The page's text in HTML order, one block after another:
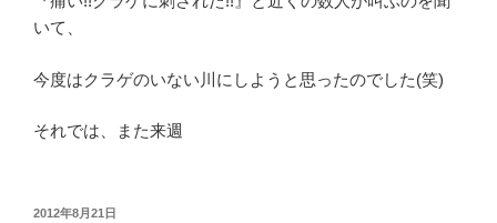
いて、
今度はクラゲのいない川にしようと思ったのでした(笑)
それでは、また来週
投
2012年8月21日